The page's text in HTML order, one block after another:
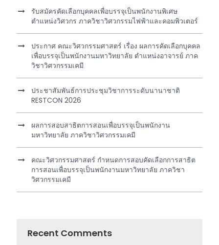
รับสมัครคัดเลือกบุคคลเพื่อบรรจุเป็นพนักงานพิเศษ
ตำแหน่งวิศวกร ภาควิชาวิศวกรรมไฟฟ้าและคอมพิวเตอร์
ประกาศ คณะวิศวกรรมศาสตร์ เรื่อง ผลการคัดเลือกบุคคล
เพื่อบรรจุเป็นพนักงานมหาวิทยาลัย ตำแหน่งอาจารย์ ภาค
วิชาวิศวกรรมเคมี
ประชาสัมพันธ์การประชุมวิชาการระดับนานาชาติ
RESTCON 2026
ผลการสอบสาธิตการสอนเพื่อบรรจุเป็นพนักงาน
มหาวิทยาลัย ภาควิชาวิศวกรรมเคมี
คณะวิศวกรรมศาสตร์ กำหนดการสอบคัดเลือกการสาธิต
การสอนเพื่อบรรจุเป็นพนักงานมหาวิทยาลัย ภาควิชา
วิศวกรรมเคมี
Recent Comments